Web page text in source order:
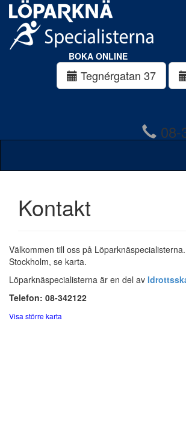
BOKA ONLINE
Tegnérgatan 37
08-
Kontakt
Välkommen till oss på
Stockholm, se karta.
Löparknäspecialisterna är en del av
Telefon: 08-342122
Visa större karta